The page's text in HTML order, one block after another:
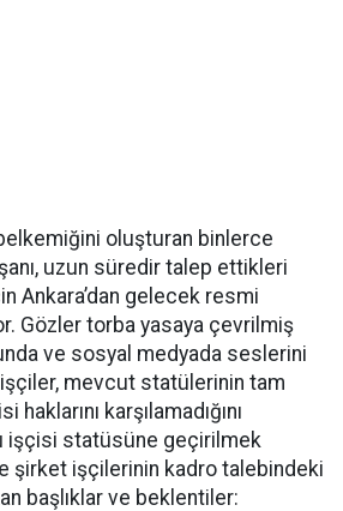
oluşturan binlerce
uzun süredir talep ettikleri
Ankara’dan gelecek resmi
Gözler torba yasaya çevrilmiş
ve sosyal medyada seslerini
işçiler, mevcut statülerinin tam
haklarını karşılamadığını
işçisi statüsüne geçirilmek
şirket işçilerinin kadro talebindeki
başlıklar ve beklentiler: